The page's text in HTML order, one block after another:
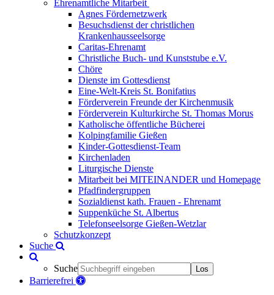
Ehrenamtliche Mitarbeit
Agnes Fördernetzwerk
Besuchsdienst der christlichen
Krankenhausseelsorge
Caritas-Ehrenamt
Christliche Buch- und Kunststube e.V.
Chöre
Dienste im Gottesdienst
Eine-Welt-Kreis St. Bonifatius
Förderverein Freunde der Kirchenmusik
Förderverein Kulturkirche St. Thomas Morus
Katholische öffentliche Bücherei
Kolpingfamilie Gießen
Kinder-Gottesdienst-Team
Kirchenladen
Liturgische Dienste
Mitarbeit bei MITEINANDER und Homepage
Pfadfindergruppen
Sozialdienst kath. Frauen - Ehrenamt
Suppenküche St. Albertus
Telefonseelsorge Gießen-Wetzlar
Schutzkonzept
Suche
Suche Los
Barrierefrei